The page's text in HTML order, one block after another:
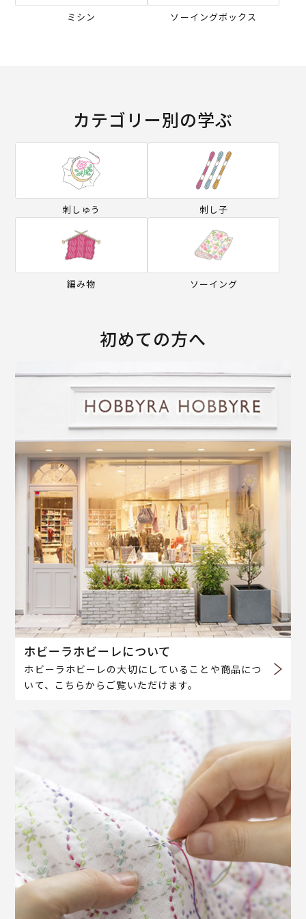
ミシン ソーイングボックス
カテゴリー別の学ぶ
刺しゅう 刺し子
編み物 ソーイング
初めての方へ
ホビーラホビーレについて
ホビーラホビーレの大切にしていることや商品につ
いて、こちらからご覧いただけます。